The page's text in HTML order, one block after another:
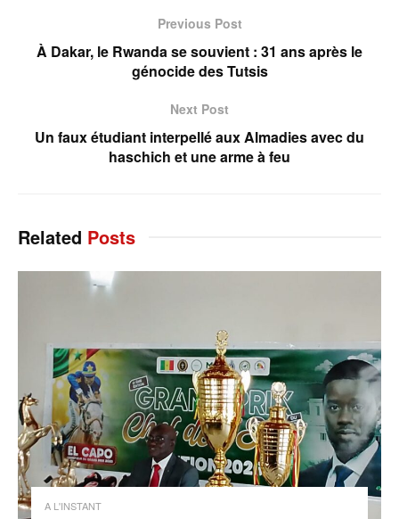
Previous Post
À Dakar, le Rwanda se souvient : 31 ans après le
génocide des Tutsis
Next Post
Un faux étudiant interpellé aux Almadies avec du
haschich et une arme à feu
Related Posts
A L'INSTANT